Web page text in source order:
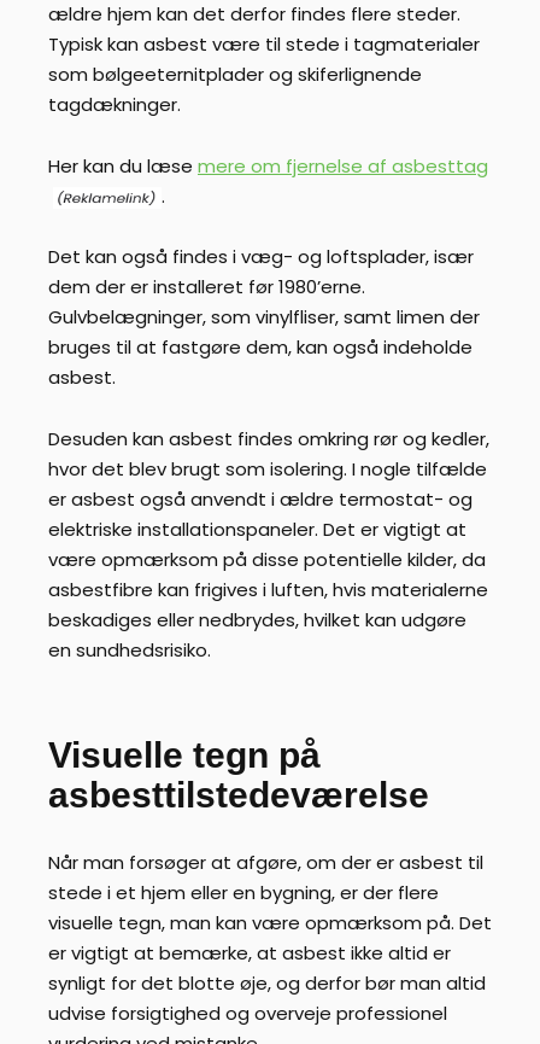
ældre hjem kan det derfor findes flere steder.
Typisk kan asbest være til stede i tagmaterialer
som bølgeeternitplader og skiferlignende
tagdækninger.
Her kan du læse mere om fjernelse af asbesttag
.
Det kan også findes i væg- og loftsplader, især
dem der er installeret før 1980’erne.
Gulvbelægninger, som vinylfliser, samt limen der
bruges til at fastgøre dem, kan også indeholde
asbest.
Desuden kan asbest findes omkring rør og kedler,
hvor det blev brugt som isolering. I nogle tilfælde
er asbest også anvendt i ældre termostat- og
elektriske installationspaneler. Det er vigtigt at
være opmærksom på disse potentielle kilder, da
asbestfibre kan frigives i luften, hvis materialerne
beskadiges eller nedbrydes, hvilket kan udgøre
en sundhedsrisiko.
Visuelle tegn på
asbesttilstedeværelse
Når man forsøger at afgøre, om der er asbest til
stede i et hjem eller en bygning, er der flere
visuelle tegn, man kan være opmærksom på. Det
er vigtigt at bemærke, at asbest ikke altid er
synligt for det blotte øje, og derfor bør man altid
udvise forsigtighed og overveje professionel